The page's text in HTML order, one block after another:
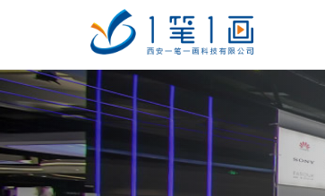
首页
主题多媒体展厅
产品中心